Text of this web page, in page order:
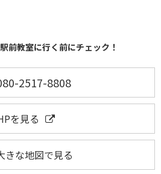
前教室に行く前にチェック！
2517-8808
を見る
きな地図で見る